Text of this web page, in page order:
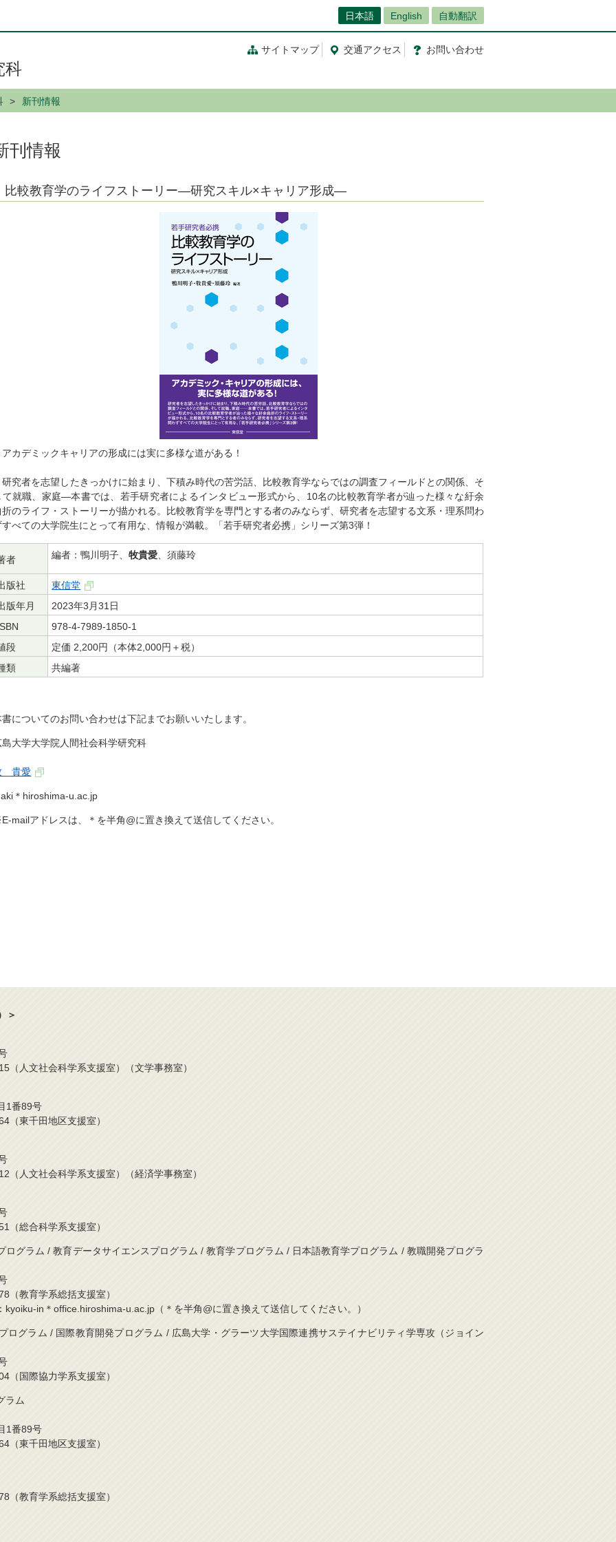
日本語 English 自動翻訳
サイトマップ 交通アクセス お問い合わせ
科
新刊情報
刊情報
比較教育学のライフストーリー―研究スキル×キャリア形成―
カデミックキャリアの形成には実に多様な道がある！
究者を志望したきっかけに始まり、下積み時代の苦労話、比較教育学ならではの調査フィールドとの関係、そ
て就職、家庭―本書では、若手研究者によるインタビュー形式から、10名の比較教育学者が辿った様々な紆余
折のライフ・ストーリーが描かれる。比較教育学を専門とする者のみならず、研究者を志望する文系・理系問わ
すべての大学院生にとって有用な、情報が満載。「若手研究者必携」シリーズ第3弾！
者 編者：鴨川明子、牧貴愛 、須藤玲
版社
東信堂
版年月
2023年3月31日
978-4-7989-1850-1
段
定価 2,200円（本体2,000円＋税）
類
共編著
書についてのお問い合わせは下記までお願いいたします。
島大学大学院人間社会科学研究科
貴愛
＊hiroshima-u.ac.jp
mailアドレスは、＊を半角@に置き換えて送信してください。
＞
人文社会科学系支援室）（文学事務室）
1番89号
東千田地区支援室）
人文社会科学系支援室）（経済学事務室）
総合科学系支援室）
グラム / 教育データサイエンスプログラム / 教育学プログラム / 日本語教育学プログラム / 教職開発プログラ
教育学系総括支援室）
in＊office.hiroshima-u.ac.jp（＊を半角@に置き換えて送信してください。）
ログラム / 国際教育開発プログラム / 広島大学・グラーツ大学国際連携サステイナビリティ学専攻（ジョイン
国際協力学系支援室）
ラム
1番89号
東千田地区支援室）
教育学系総括支援室）